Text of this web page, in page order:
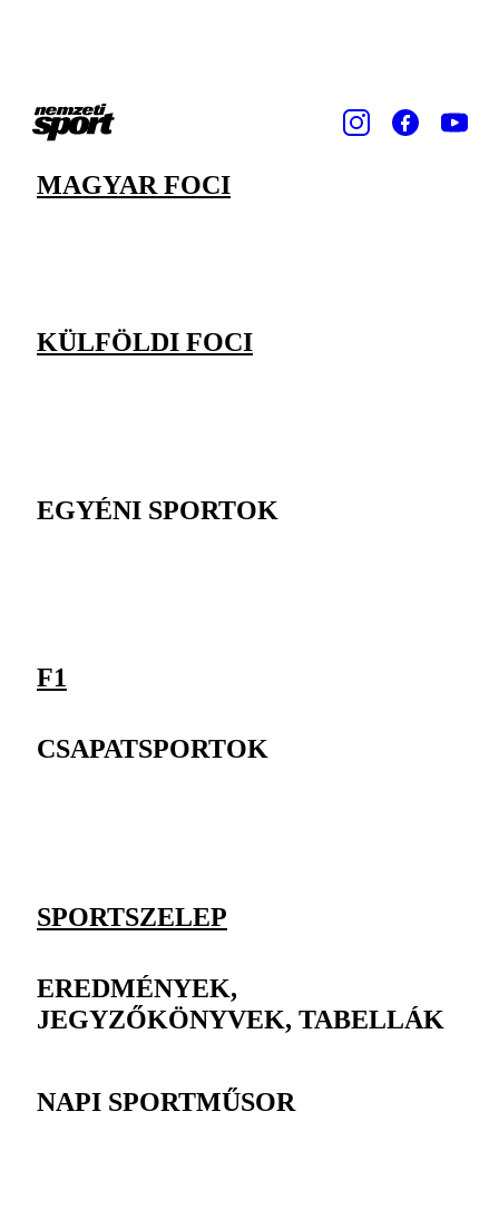
MAGYAR FOCI
KÜLFÖLDI FOCI
EGYÉNI SPORTOK
F1
CSAPATSPORTOK
SPORTSZELEP
EREDMÉNYEK,
JEGYZŐKÖNYVEK, TABELLÁK
NAPI SPORTMŰSOR